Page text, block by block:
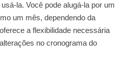
la. Você pode alugá-la por um
um mês, dependendo da
a flexibilidade necessária
no cronograma do